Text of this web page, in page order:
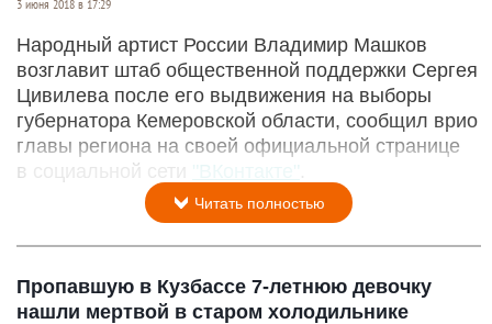
3 июня 2018 в 17:29
Народный артист России Владимир Машков
возглавит штаб общественной поддержки Сергея
Цивилева после его выдвижения на выборы
губернатора Кемеровской области, сообщил врио
главы региона на своей официальной странице
в социальной сети "ВКонтакте"
Читать полностью
Пропавшую в Кузбассе 7-летнюю девочку
нашли мертвой в старом холодильнике